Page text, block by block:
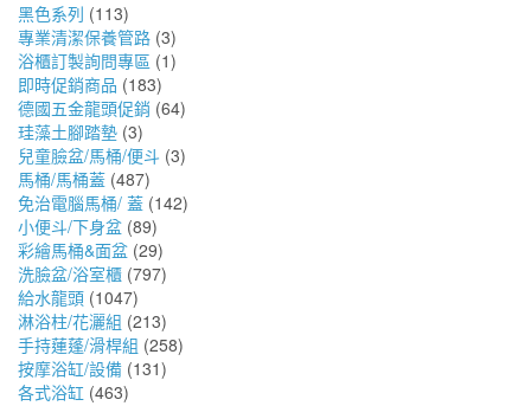
黑色系列 (113)
專業清潔保養管路 (3)
浴櫃訂製詢問專區 (1)
即時促銷商品 (183)
德國五金龍頭促銷 (64)
珪藻土腳踏墊 (3)
兒童臉盆/馬桶/便斗 (3)
馬桶/馬桶蓋 (487)
免治電腦馬桶/ 蓋 (142)
小便斗/下身盆 (89)
彩繪馬桶&面盆 (29)
洗臉盆/浴室櫃 (797)
給水龍頭 (1047)
淋浴柱/花灑組 (213)
手持蓮蓬/滑桿組 (258)
按摩浴缸/設備 (131)
各式浴缸 (463)